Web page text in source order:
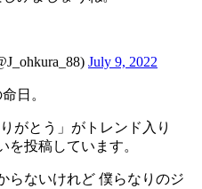
July 9, 2022
日。
がとう」がトレンド入り
を投稿しています。
らないけれど 僕らなりのジ